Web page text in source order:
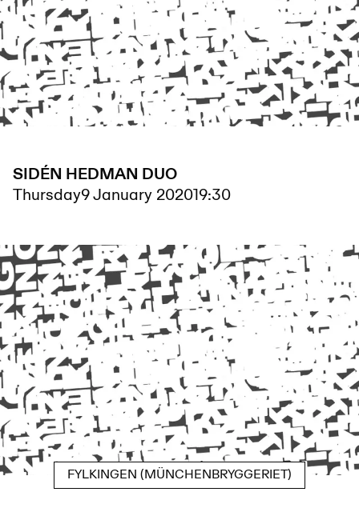
SIDÉN HEDMAN DUO
Thursday9 January 202019:30
FYLKINGEN (MÜNCHENBRYGGERIET)